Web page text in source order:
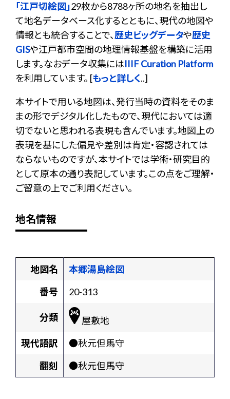
「江戸切絵図」29枚から8788ヶ所の地名を抽出し
て地名データベース化するとともに、現代の地図や
情報とも統合することで、歴史ビッグデータや歴史
GISや江戸都市空間の地理情報基盤を構築に活用
します。なおデータ収集にはIIIF Curation Platform
を利用しています。 [もっと詳しく..]
本サイトで用いる地図は、発行当時の資料をそのま
まの形でデジタル化したもので、現代においては適
切でないと思われる表現も含んでいます。地図上の
表現を基にした偏見や差別は肯定・容認されては
ならないものですが、本サイトでは学術・研究目的
として原本の通り表記しています。この点をご理解・
ご留意の上でご利用ください。
地名情報
地図名
本郷湯島絵図
番号
20-313
分類
屋敷地
現代語訳
●秋元但馬守
翻刻
●秋元但馬守